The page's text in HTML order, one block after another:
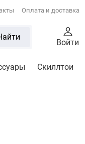
Оплата и доставка
Войти
Скиллтои